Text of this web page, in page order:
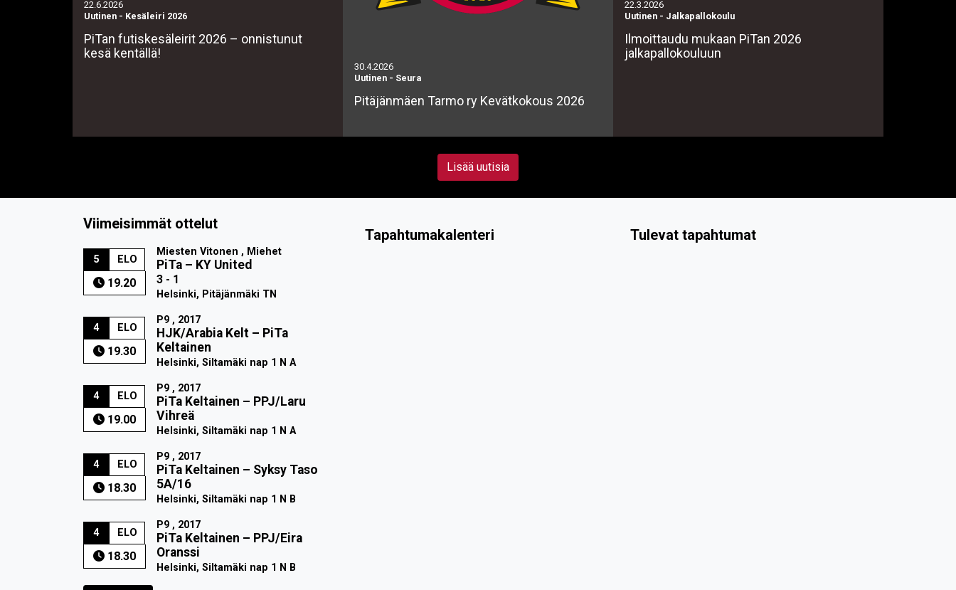
22.6.2026
Uutinen - Kesäleiri 2026
PiTan futiskesäleirit 2026 – onnistunut
kesä kentällä!
30.4.2026
Uutinen - Seura
Pitäjänmäen Tarmo ry Kevätkokous 2026
22.3.2026
Uutinen - Jalkapallokoulu
Ilmoittaudu mukaan PiTan 2026
jalkapallokouluun
Lisää uutisia
Viimeisimmät ottelut
5 ELO
19.20
Miesten Vitonen , Miehet
PiTa– KY United
3 - 1
Helsinki, Pitäjänmäki TN
4 ELO
19.30
P9 , 2017
HJK/Arabia Kelt– PiTa
Keltainen
Helsinki, Siltamäki nap 1 N A
4 ELO
19.00
P9 , 2017
PiTa Keltainen – PPJ/Laru
Vihreä
Helsinki, Siltamäki nap 1 N A
4 ELO
18.30
P9 , 2017
PiTa Keltainen – Syksy Taso
5A/16
Helsinki, Siltamäki nap 1 N B
4 ELO
18.30
P9 , 2017
PiTa Keltainen – PPJ/Eira
Oranssi
Helsinki, Siltamäki nap 1 N B
Tapahtumakalenteri Tulevat tapahtumat